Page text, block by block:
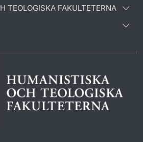
TEOLOGISKA FAKULTETERNA